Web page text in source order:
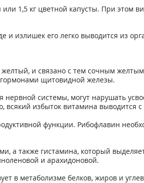
1,5 кг цветной капусты. При этом
и излишек его легко выводится из
и связано с тем сочным
гормонами щитовидной железы.
системы, могут нарушать
всякий избыток витамина выводится
функции. Рибофлавин
а также гистамина, который
и арахидоновой.
в метаболизме белков, жиров и